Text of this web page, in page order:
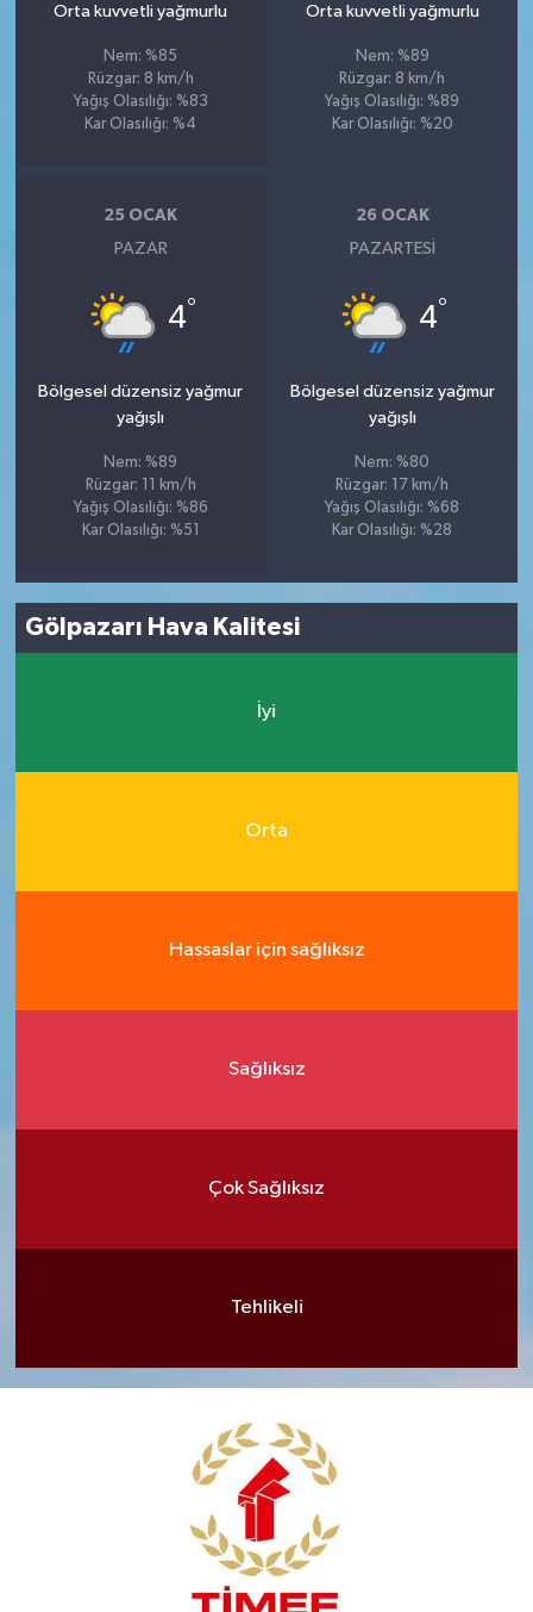
Orta kuvvetli yağmurlu
Nem: %85
Rüzgar: 8 km/h
Yağış Olasılığı: %83
Kar Olasılığı: %4
Orta kuvvetli yağmurlu
Nem: %89
Rüzgar: 8 km/h
Yağış Olasılığı: %89
Kar Olasılığı: %20
25 OCAK
PAZAR
4°
Bölgesel düzensiz yağmur
yağışlı
Nem: %89
Rüzgar: 11 km/h
Yağış Olasılığı: %86
Kar Olasılığı: %51
26 OCAK
PAZARTESI
4°
Bölgesel düzensiz yağmur
yağışlı
Nem: %80
Rüzgar: 17 km/h
Yağış Olasılığı: %68
Kar Olasılığı: %28
Gölpazarı Hava Kalitesi
İyi
Orta
Hassaslar için sağlıksız
Sağlıksız
Çok Sağlıksız
Tehlikeli